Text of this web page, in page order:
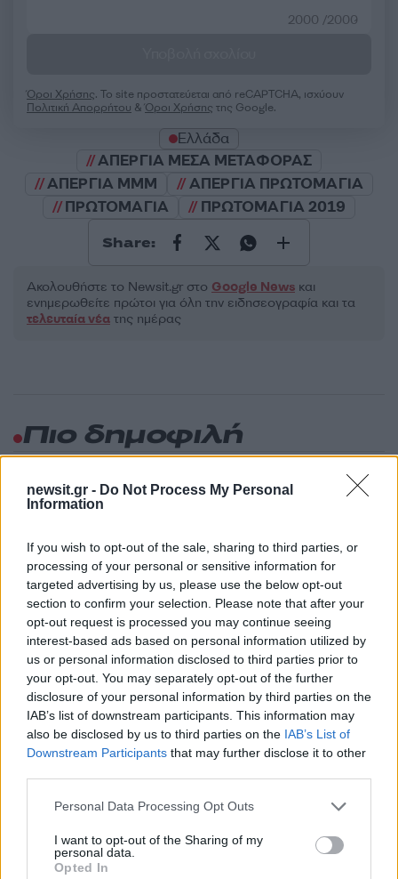
newsit.gr - Do Not Process My Personal
Information
If you wish to opt-out of the sale, sharing to third parties, or
processing of your personal or sensitive information for
targeted advertising by us, please use the below opt-out
section to confirm your selection. Please note that after your
opt-out request is processed you may continue seeing
interest-based ads based on personal information utilized by
us or personal information disclosed to third parties prior to
your opt-out. You may separately opt-out of the further
disclosure of your personal information by third parties on the
IAB’s list of downstream participants. This information may
also be disclosed by us to third parties on the IAB’s List of
Downstream Participants that may further disclose it to other
Please note that this website/app uses one or more Google
not limited to your visit or usage behaviour. You may click to
grant or deny consent to Google and its third-party tags to
Personal Data Processing Opt Outs
I want to opt-out of the Sharing of my
personal data.
Opted In
2000 /2000
Όροι Χρήσης. Το site προστατεύεται από reCAPTCHA, ισχύουν
Πολιτική Απορρήτου &Όροι Χρήσης της Google.
Ελλάδα
ΑΠΕΡΓΙΑ ΜΕΣΑ ΜΕΤΑΦΟΡΑΣ
ΑΠΕΡΓΙΑ ΜΜΜ
ΑΠΕΡΓΙΑ ΠΡΩΤΟΜΑΓΙΑ
ΠΡΩΤΟΜΑΓΙΑ
ΠΡΩΤΟΜΑΓΙΑ 2019
Share:
Ακολουθήστε το Νewsit.gr στο Google News και
ενημερωθείτε πρώτοι για όλη την ειδησεογραφία και τα
τελευταία νέα της ημέρας
Πιο δημοφιλή
Η Άννα Βίσση ξετρελάθηκε με μπάντα που
έπαιζε Τσιτσάνη στο Φισκάρδο και τους
πρότεινε συνεργασία
2“σωτήρες” ανήκουν στο χρονοντούλαπο
της ιστορίας
3«Ψήνονται» στα 40άρια δυτική και βόρεια
Ελλάδα – Ενισχυμένα μελτέμια έως 8
μποφόρ στο Αιγαίο μέχρι
Δεκαπενταύγουστο
4Κωνσταντίνος Αργυρός και Αλεξάνδρα
Νίκα κάνουν διακοπές με πολυτελές γιοτ
με τα δύο παιδιά τους
5Θρήνος για τον Λιονέλ Μέσι – Πέθανε ο
πατέρας του, Χόρχε
Πιο σχολιασμένα
Marfin: Η 46χρονη πήρε προθεσμία για
να απολογηθεί την Τρίτη – «Είναι αθώα,
συμμετείχε στη διαδήλωση όπως και